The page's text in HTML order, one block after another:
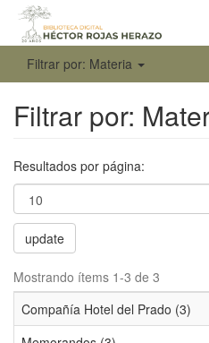
Filtrar por: Materia
Filtrar por:
Resultados por página:
update
Mostrando ítems 1-3 de 3
Compañía Hotel del Prado (3)